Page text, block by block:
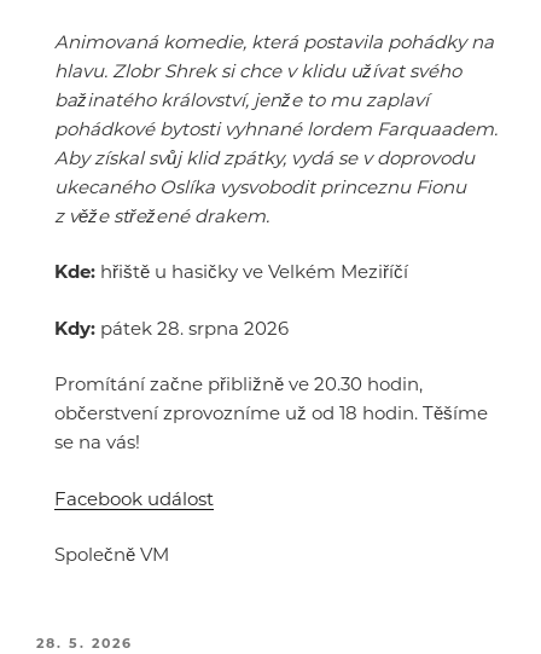
Animovaná komedie, která postavila pohádky na
hlavu. Zlobr Shrek si chce v klidu užívat svého
bažinatého království, jenže to mu zaplaví
pohádkové bytosti vyhnané lordem Farquaadem.
Aby získal svůj klid zpátky, vydá se v doprovodu
ukecaného Oslíka vysvobodit princeznu Fionu
z věže střežené drakem.
Kde: hřiště u hasičky ve Velkém Meziříčí
Kdy: pátek 28. srpna 2026
Promítání začne přibližně ve 20.30 hodin,
občerstvení zprovozníme už od 18 hodin. Těšíme
se na vás!
Facebook událost
Společně VM
PUBLIKOVÁNO
28. 5. 2026